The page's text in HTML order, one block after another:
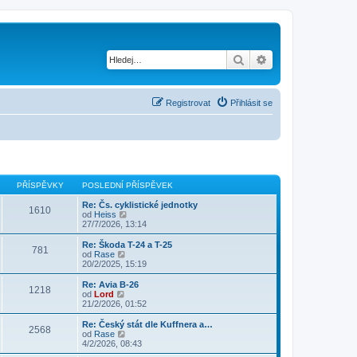
Hledat
Přihlásit se
Registrovat
PŘÍSPĚVKY POSLEDNÍ PŘÍSPĚVEK
1610
Re: Čs. cyklistické jednotky
od Heiss
o
b
r
z
t
p
o
s
e
n
27/7/2026, 13:14
781
Re: Škoda T-24 a T-25
od Rase
o
b
r
z
p
o
s
20/2/2025, 15:19
1218
Re: Avia B-26
od Lord
o
b
r
z
21/2/2026, 01:52
2568
Re: Český stát dle Kuffnera a…
od Rase
o
b
4/2/2026, 08:43